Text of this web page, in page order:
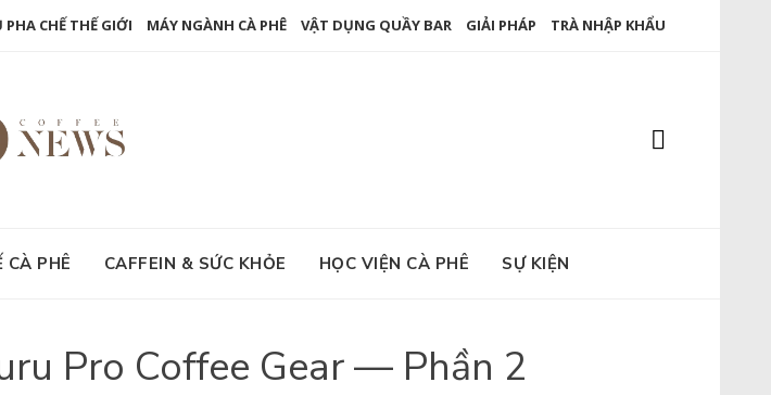
PHA CHẾ THẾ GIỚI MÁY NGÀNH CÀ PHÊ VẬT DỤNG QUẦY BAR GIẢI PHÁP TRÀ NHẬP KHẨU
CÀ PHÊ CAFFEIN & SỨC KHỎE HỌC VIỆN CÀ PHÊ SỰ KIỆN
Pro Coffee Gear — Phần 2